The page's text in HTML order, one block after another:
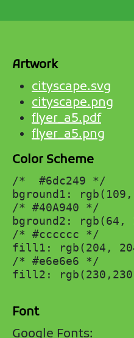
Artwork
cityscape.svg
cityscape.png
flyer_a5.pdf
flyer_a5.png
Color Scheme
/*  #6dc249 */
bground1:
/* #40A940 */
bground2: rgb(64,
/* #cccccc */
fill1: rgb(204,
/* #e6e6e6 */
fill2:
Font
Google Fonts: